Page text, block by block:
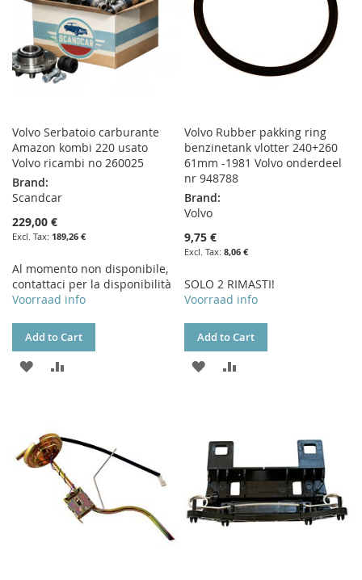
Volvo Serbatoio carburante
Amazon kombi 220 usato
Volvo ricambi no 260025
Brand:
Scandcar
229,00 €
189,26 €
Al momento non disponibile,
contattaci per la disponibilità
Voorraad info
Add to Cart
ADD
LIST
Volvo Rubber pakking ring
benzinetank vlotter 240+260
61mm -1981 Volvo onderdeel
nr 948788
Brand:
Volvo
9,75 €
8,06 €
SOLO 2 RIMASTI!
Voorraad info
Add to Cart
ADD
LIST